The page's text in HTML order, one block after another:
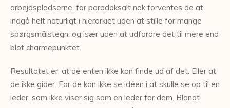
arbejdspladserne, for paradoksalt nok forventes de at
indgå helt naturligt i hierarkiet uden at stille for mange
spørgsmålstegn, og især uden at udfordre det til mere end
blot charmepunktet.
Resultatet er, at de enten ikke kan finde ud af det. Eller at
de ikke gider. For de kan ikke se idéen i at skulle se op til en
leder, som ikke viser sig som en leder for dem. Blandt